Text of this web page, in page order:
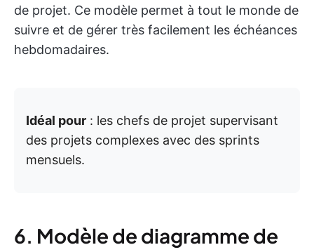
de projet. Ce modèle permet à tout le monde de
suivre et de gérer très facilement les échéances
hebdomadaires.
Idéal pour : les chefs de projet supervisant
des projets complexes avec des sprints
mensuels.
6. Modèle de diagramme de